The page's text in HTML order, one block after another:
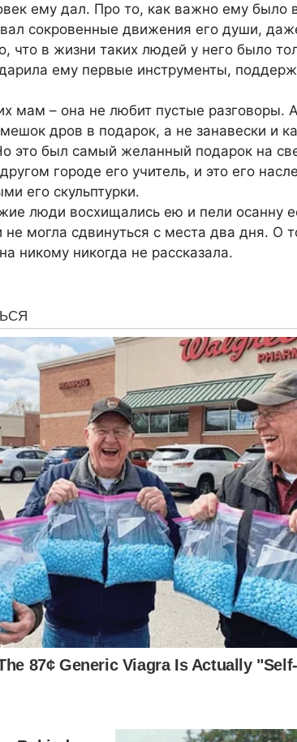
ему дал. Про то, как важно ему было
сокровенные движения его души,
что в жизни таких людей у него было
ему первые инструменты,
мам – она не любит пустые разговоры.
дров в подарок, а не занавески и
это был самый желанный подарок на
городе его учитель, и это его
его скульптурки.
люди восхищались ею и пели осанну
могла сдвинуться с места два дня. О
никому никогда не рассказала.